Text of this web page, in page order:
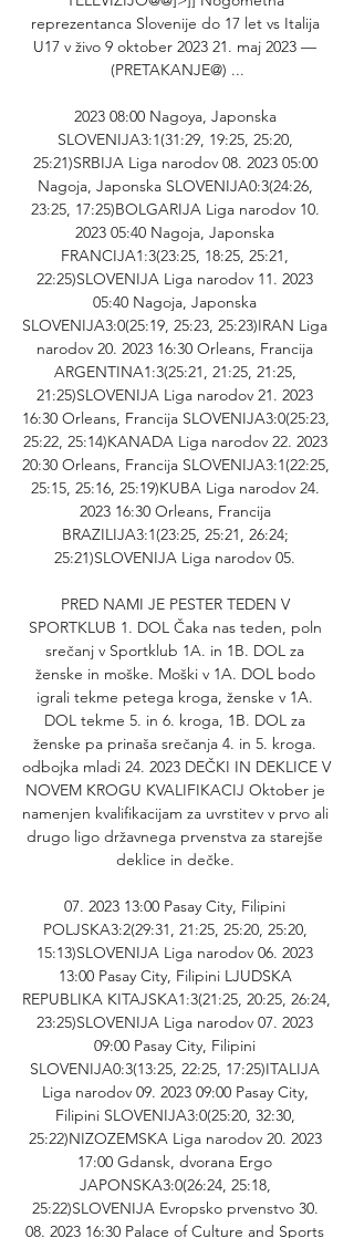
reprezentanca Slovenije do 17 let vs Italija
U17 v živo 9 oktober 2023 21. maj 2023 —
(PRETAKANJE@) ...
2023 08:00 Nagoya, Japonska
SLOVENIJA3:1(31:29, 19:25, 25:20,
25:21)SRBIJA Liga narodov 08. 2023 05:00
Nagoja, Japonska SLOVENIJA0:3(24:26,
23:25, 17:25)BOLGARIJA Liga narodov 10.
2023 05:40 Nagoja, Japonska
FRANCIJA1:3(23:25, 18:25, 25:21,
22:25)SLOVENIJA Liga narodov 11. 2023
05:40 Nagoja, Japonska
SLOVENIJA3:0(25:19, 25:23, 25:23)IRAN Liga
narodov 20. 2023 16:30 Orleans, Francija
ARGENTINA1:3(25:21, 21:25, 21:25,
21:25)SLOVENIJA Liga narodov 21. 2023
16:30 Orleans, Francija SLOVENIJA3:0(25:23,
25:22, 25:14)KANADA Liga narodov 22. 2023
20:30 Orleans, Francija SLOVENIJA3:1(22:25,
25:15, 25:16, 25:19)KUBA Liga narodov 24.
2023 16:30 Orleans, Francija
BRAZILIJA3:1(23:25, 25:21, 26:24;
25:21)SLOVENIJA Liga narodov 05.
PRED NAMI JE PESTER TEDEN V
SPORTKLUB 1. DOL Čaka nas teden, poln
srečanj v Sportklub 1A. in 1B. DOL za
ženske in moške. Moški v 1A. DOL bodo
igrali tekme petega kroga, ženske v 1A.
DOL tekme 5. in 6. kroga, 1B. DOL za
ženske pa prinaša srečanja 4. in 5. kroga.
odbojka mladi 24. 2023 DEČKI IN DEKLICE V
NOVEM KROGU KVALIFIKACIJ Oktober je
namenjen kvalifikacijam za uvrstitev v prvo ali
drugo ligo državnega prvenstva za starejše
deklice in dečke.
07. 2023 13:00 Pasay City, Filipini
POLJSKA3:2(29:31, 21:25, 25:20, 25:20,
15:13)SLOVENIJA Liga narodov 06. 2023
13:00 Pasay City, Filipini LJUDSKA
REPUBLIKA KITAJSKA1:3(21:25, 20:25, 26:24,
23:25)SLOVENIJA Liga narodov 07. 2023
09:00 Pasay City, Filipini
SLOVENIJA0:3(13:25, 22:25, 17:25)ITALIJA
Liga narodov 09. 2023 09:00 Pasay City,
Filipini SLOVENIJA3:0(25:20, 32:30,
25:22)NIZOZEMSKA Liga narodov 20. 2023
17:00 Gdansk, dvorana Ergo
JAPONSKA3:0(26:24, 25:18,
25:22)SLOVENIJA Evropsko prvenstvo 30.
08. 2023 16:30 Palace of Culture and Sports